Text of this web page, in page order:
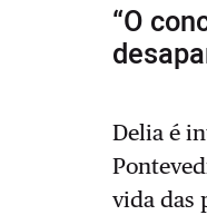
“O
Delia é
vida das